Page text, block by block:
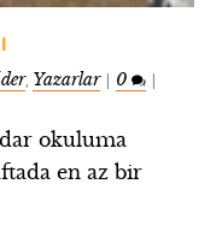
, Yazarlar| 0
okuluma
en az bir